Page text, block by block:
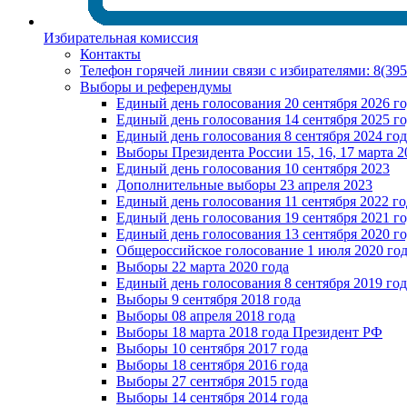
Избирательная комиссия
Контакты
Телефон горячей линии связи с избирателями:
Выборы и референдумы
Единый день голосования 20 сентября 2026
Единый день голосования 14 сентября 2025
Единый день голосования 8 сентября 2024
Выборы Президента России 15, 16, 17 марта
Единый день голосования 10 сентября 2023
Дополнительные выборы 23 апреля 2023
Единый день голосования 11 сентября 2022
Единый день голосования 19 сентября 2021
Единый день голосования 13 сентября 2020
Общероссийское голосование 1 июля 2020
Выборы 22 марта 2020 года
Единый день голосования 8 сентября 2019
Выборы 9 сентября 2018 года
Выборы 08 апреля 2018 года
Выборы 18 марта 2018 года Президент РФ
Выборы 10 сентября 2017 года
Выборы 18 сентября 2016 года
Выборы 27 сентября 2015 года
Выборы 14 сентября 2014 года